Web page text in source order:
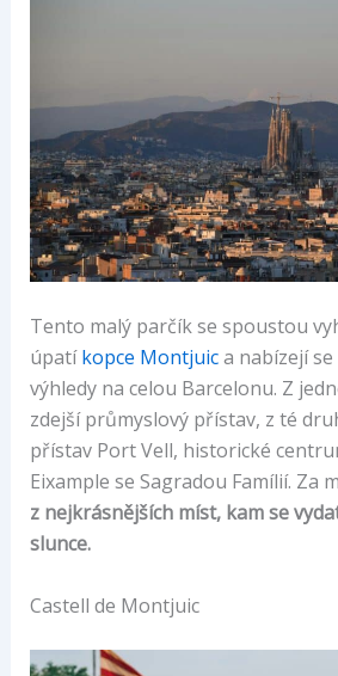
Tento malý parčík se spoustou
úpatíkopce Montjuica nabízejí se
výhledy na celou Barcelonu. Z
zdejší průmyslový přístav, z té
přístav Port Vell, historické
Eixample se Sagradou Famílií. Za
z nejkrásnějších míst, kam se
slunce.
Castell de Montjuic